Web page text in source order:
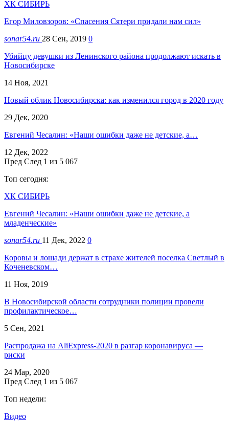
ХК СИБИРЬ
Егор Миловзоров: «Спасения Сятери придали нам сил»
sonar54.ru 28 Сен, 2019 0
Убийцу девушки из Ленинского района продолжают искать в
Новосибирске
14 Ноя, 2021
Новый облик Новосибирска: как изменился город в 2020 году
29 Дек, 2020
Евгений Чесалин: «Наши ошибки даже не детские, а…
12 Дек, 2022
Пред След 1 из 5 067
Топ сегодня:
ХК СИБИРЬ
Евгений Чесалин: «Наши ошибки даже не детские, а
младенческие»
sonar54.ru 11 Дек, 2022 0
Коровы и лошади держат в страхе жителей поселка Светлый в
Коченевском…
11 Ноя, 2019
В Новосибирской области сотрудники полиции провели
профилактическое…
5 Сен, 2021
Распродажа на AliExpress-2020 в разгар коронавируса —
риски
24 Мар, 2020
Пред След 1 из 5 067
Топ недели:
Видео